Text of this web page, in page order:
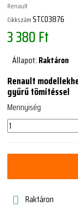
Renault
CikkszámSTC03876
3 380 Ft
Állapot:Raktáron
Renault
gyűrű tömítéssel
Mennyiség
 Raktáron